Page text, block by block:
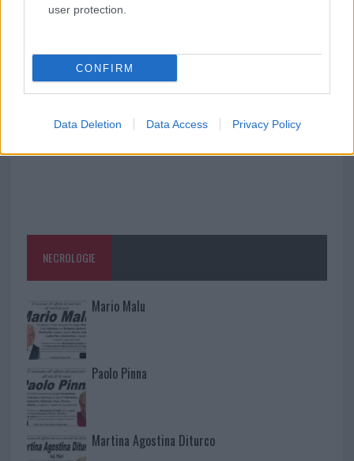
user protection.
CONFIRM
Data Deletion Data Access Privacy Policy
NECROLOGIE
Mario Malu
Paolo Pinna
Martina Agostina Diturco